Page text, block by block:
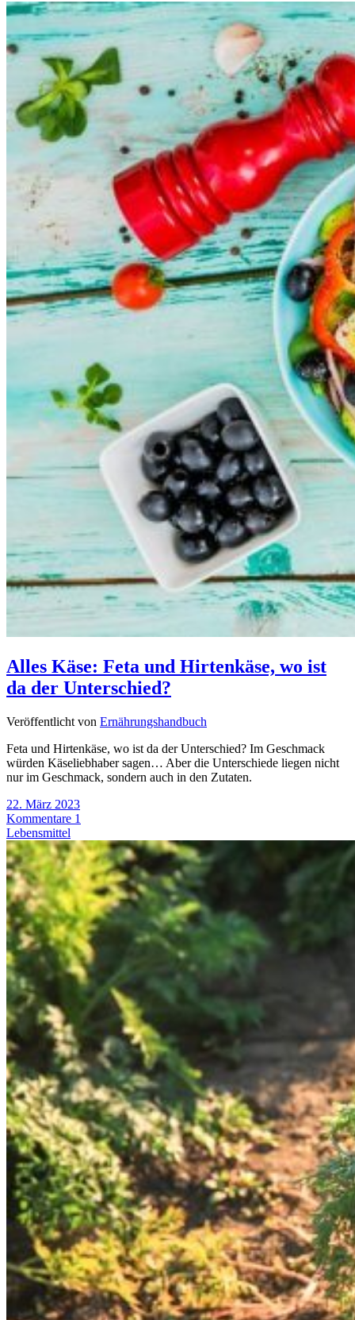
Alles Käse: Feta und Hirtenkäse, wo ist
da der Unterschied?
Veröffentlicht von Ernährungshandbuch
Feta und Hirtenkäse, wo ist da der Unterschied? Im Geschmack
würden Käseliebhaber sagen… Aber die Unterschiede liegen nicht
nur im Geschmack, sondern auch in den Zutaten.
22. März 2023
Kommentare 1
Lebensmittel